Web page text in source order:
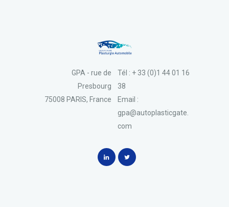
Tél : + 33 (0)1 44 01 16
38
Email :
gpa@autoplasticgate.
com
GPA - rue de
Presbourg
75008 PARIS, France